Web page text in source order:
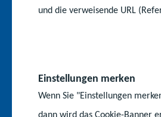
und die verweisende URL
Einstellungen merken
Wenn Sie "Einstellungen
dann wird das Cookie-Banner
Rechtsvorschriften
Datenschutz